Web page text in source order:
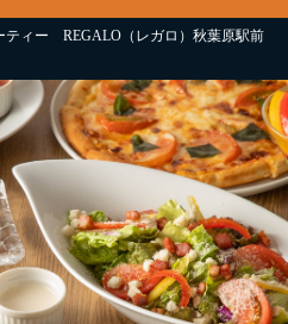
ティー REGALO（レガロ）秋葉原駅前